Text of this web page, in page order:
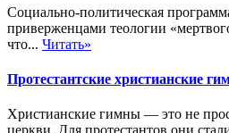
Социально-политическая
приверженцами теологии
что... Читать»
Протестантские христианские
Христианские гимны — это не